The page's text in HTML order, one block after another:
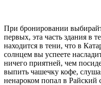
При бронировании
первых, эта часть здания в
находится в тени, что в
солнцем вы успеете
ничего приятней, чем
выпить чашечку кофе,
ненароком попал в Райский